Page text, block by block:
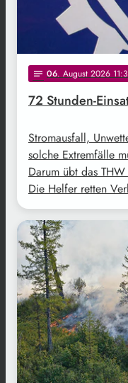
notes 06. August 2026
72 Stunden-
Stromausfall,
solche Extremfälle
Darum übt das
Die Helfer retten